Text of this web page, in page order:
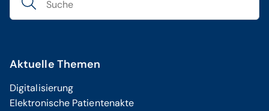
Aktuelle Themen
Digitalisierung
Elektronische Patientenakte